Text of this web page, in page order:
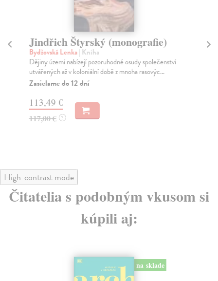
Jindřich Štyrský (monografie)
Bydžovská Lenka| Kniha
Dějiny území nabízejí pozoruhodné osudy společenství
utvářených až v koloniální době z mnoha rasovýc...
Zasielame do 12 dní
113,49 €
117,00 € ?
High-contrast mode
Čitatelia s podobným vkusom si
kúpili aj:
na sklade